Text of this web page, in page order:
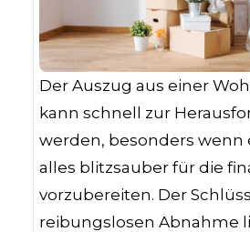
Der Auszug aus einer
kann schnell zur
werden, besonders wenn
alles blitzsauber für die
vorzubereiten. Der
reibungslosen Abnahme